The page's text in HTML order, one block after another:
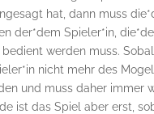
hat, dann muss
der*dem Spieler*in,
werden muss.
nicht mehr des
und muss daher immer
ist das Spiel aber erst,